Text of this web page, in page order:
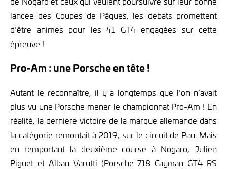
lancée des Coupes de Pâques, les débats promettent
d’être animés pour les 41 GT4 engagées sur cette
épreuve !
Pro-Am : une Porsche en tête !
Autant le reconnaître, il y a longtemps que l’on n’avait
plus vu une Porsche mener le championnat Pro-Am ! En
réalité, la dernière victoire de la marque allemande dans
la catégorie remontait à 2019, sur le circuit de Pau. Mais
en remportant la deuxième course à Nogaro, Julien
Piguet et Alban Varutti (Porsche 718 Cayman GT4 RS